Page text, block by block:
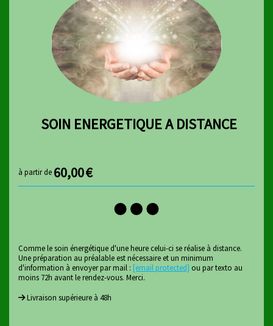
SOIN ENERGETIQUE A DISTANCE
à partir de 60,00€
Comme le soin énergétique d'une heure celui-ci se réalise à distance.
Une préparation au préalable est nécessaire et un minimum
d'information à envoyer par mail : [email protected] ou par texto au
moins 72h avant le rendez-vous. Merci.
Livraison supérieure à 48h